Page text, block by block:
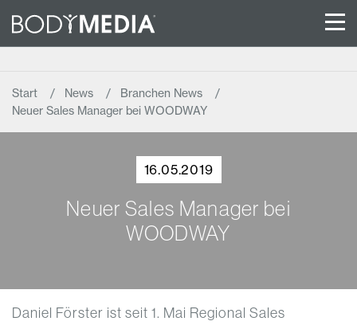
Start News
Branchen News
Neuer Sales Manager bei WOODWAY
16.05.2019
Neuer Sales Manager bei
WOODWAY
Daniel Förster ist seit 1. Mai Regional Sales